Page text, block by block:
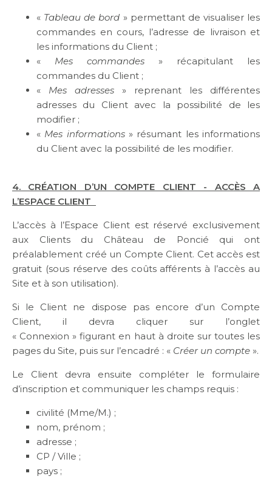
« Tableau de bord » permettant de visualiser les
commandes en cours, l’adresse de livraison et
les informations du Client ;
« Mes commandes » récapitulant les
commandes du Client ;
« Mes adresses » reprenant les différentes
adresses du Client avec la possibilité de les
modifier ;
« Mes informations» résumant les informations
du Client avec la possibilité de les modifier.
4. CRÉATION D’UN COMPTE CLIENT - ACCÈS A
L’ESPACE CLIENT
L’accès à l’Espace Client est réservé exclusivement
aux Clients du Château de Poncié qui ont
préalablement créé un Compte Client. Cet accès est
gratuit (sous réserve des coûts afférents à l’accès au
Site et à son utilisation).
Si le Client ne dispose pas encore d’un Compte
Client, il devra cliquer sur l’onglet
« Connexion » figurant en haut à droite sur toutes les
pages du Site, puis sur l’encadré : « Créer un compte ».
Le Client devra ensuite compléter le formulaire
d’inscription et communiquer les champs requis :
civilité (Mme/M.) ;
nom, prénom ;
adresse ;
CP / Ville ;
pays ;